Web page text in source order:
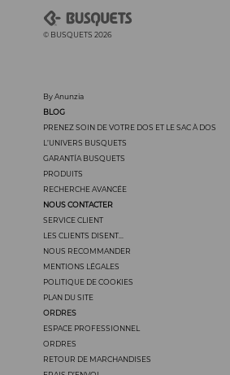
© BUSQUETS 2026
By Anunzia
BLOG
PRENEZ SOIN DE VOTRE DOS ET LE SAC À DOS
L’UNIVERS BUSQUETS
GARANTÍA BUSQUETS
PRODUITS
RECHERCHE AVANCÉE
NOUS CONTACTER
SERVICE CLIENT
LES CLIENTS DISENT...
NOUS RECOMMANDER
MENTIONS LÉGALES
POLITIQUE DE COOKIES
PLAN DU SITE
ORDRES
ESPACE PROFESSIONNEL
ORDRES
RETOUR DE MARCHANDISES